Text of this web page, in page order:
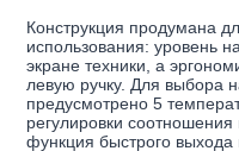
Конструкция продумана
использования: уровень
экране техники, а
левую ручку. Для выбора
предусмотрено 5
регулировки соотношения
функция быстрого